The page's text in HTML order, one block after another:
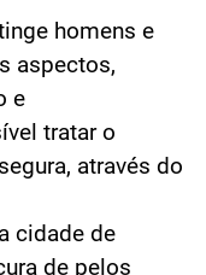
homens e
aspectos,
e
tratar o
através do
cidade de
de pelos